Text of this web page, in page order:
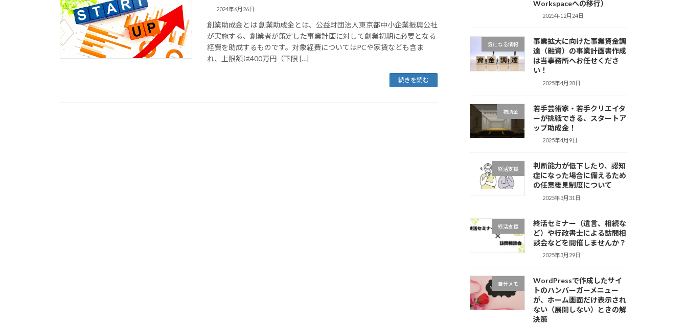
2024年6月26日
創業助成金とは 創業助成金とは、公益財団法人東京都中小企業振興公社
が実施する、創業者が策定した事業計画に対して創業初期に必要となる
経費を助成するものです。対象経費についてはPCや家賃なども含ま
れ、上限額は400万円（下限 […]
続きを読む
Workspaceへの移行）
2025年12月24日
気になる情報
事業拡大に向けた事業資金調
達（融資）の事業計画書作成
は当事務所へお任せくださ
い！
2025年4月28日
補助金
若手芸術家・若手クリエイタ
ーが挑戦できる、スタートア
ップ助成金！
2025年4月9日
終活支援
判断能力が低下したり、認知
症になった場合に備えるため
の任意後見制度について
2025年3月31日
終活支援
終活セミナー（遺言、相続な
ど）や行政書士による訪問相
談会などを開催しませんか？
2025年3月29日
自分メモ
WordPressで作成したサイ
トのハンバーガーメニュー
が、ホーム画面だけ表示され
ない（展開しない）ときの解
決策